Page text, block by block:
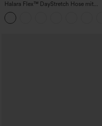
Halara Flex™ DayStretch Hose mit
mittlerer Bundhöhe, seitlicher
Reißverschlusstasche und
Work‑Flare‑Schnitt